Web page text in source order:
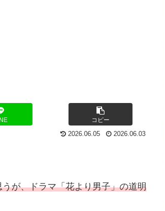
コピー
2026.06.05 2026.06.03
が、ドラマ「花より男子」の道明